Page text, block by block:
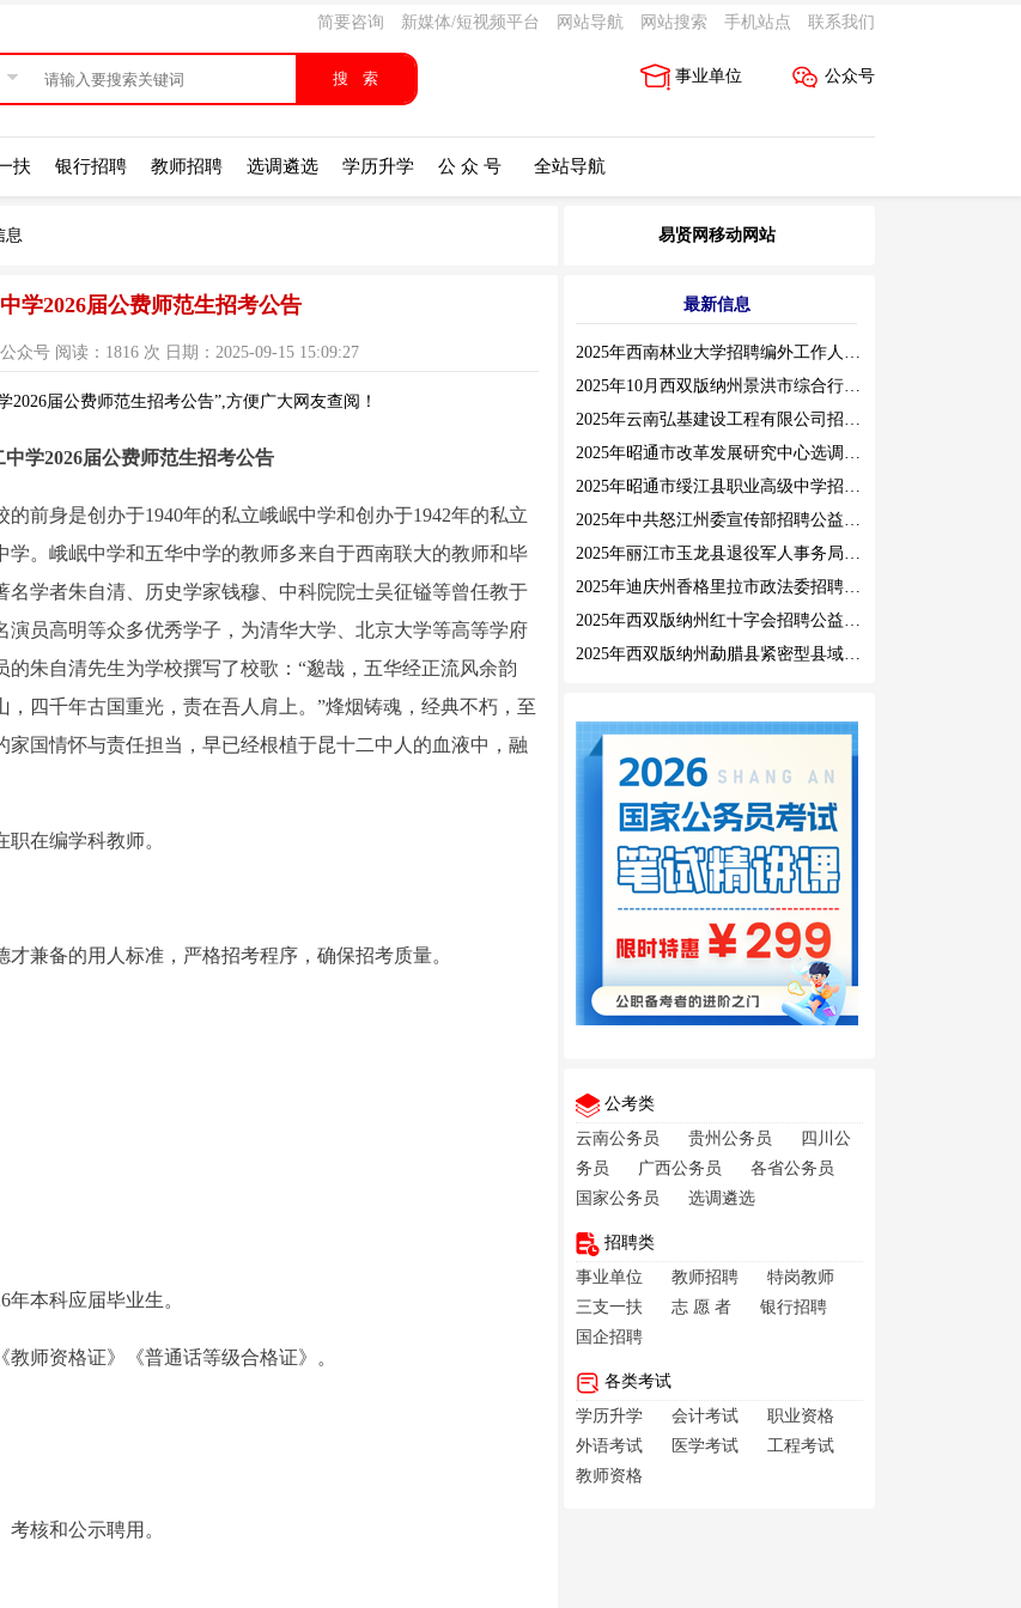
简要咨询 新媒体/短视频平台 网站导航 网站搜索 手机站点 联系我们
公众号
事业单位
扶 银行招聘 教师招聘 选调遴选 学历升学 公 众 号 全站导航
息
学2026届公费师范生招考公告
众号 阅读：1816 次 日期：2025-09-15 15:09:27
届公费师范生招考公告”,方便广大网友查阅！
学2026届公费师范生招考公告
前身是创办于1940年的私立峨岷中学和创办于1942年的私立
。峨岷中学和五华中学的教师多来自于西南联大的教师和毕
学者朱自清、历史学家钱穆、中科院院士吴征镒等曾任教于
员高明等众多优秀学子，为清华大学、北京大学等高等学府
朱自清先生为学校撰写了校歌：“邈哉，五华经正流风余韵
四千年古国重光，责在吾人肩上。”烽烟铸魂，经典不朽，至
国情怀与责任担当，早已经根植于昆十二中人的血液中，融
在编学科教师。
兼备的用人标准，严格招考程序，确保招考质量。
年本科应届毕业生。
师资格证》《普通话等级合格证》。
核和公示聘用。
易贤网移动网站
最新信息
2025年西南林业大学招聘编外工作人员公告（三）
2025年10月西双版纳州景洪市综合行政执法局招聘人员公告
2025年云南弘基建设工程有限公司招聘公告
2025年昭通市改革发展研究中心选调工作人员职业素质测评通告
2025年昭通市绥江县职业高级中学招聘编外紧缺临聘数学教师公告
2025年中共怒江州委宣传部招聘公益性岗位公告
2025年丽江市玉龙县退役军人事务局公益性岗位招聘公告
2025年迪庆州香格里拉市政法委招聘公益性岗位公告
2025年西双版纳州红十字会招聘公益性岗位人员公告
2025年西双版纳州勐腊县紧密型县域医共体招聘编外人员公告
公考类
云南公务员
贵州公务员
四川公
务员
广西公务员
各省公务员
国家公务员
选调遴选
招聘类
事业单位
教师招聘
特岗教师
三支一扶
志 愿 者
银行招聘
国企招聘
各类考试
学历升学
会计考试
职业资格
外语考试
医学考试
工程考试
教师资格